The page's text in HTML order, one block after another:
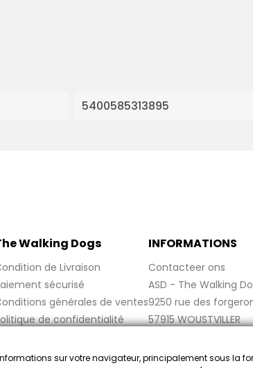
5400585313895
Walking Dogs
de Livraison
sécurisé
générales de ventes
de confidentialité
légales
INFORMATIONS
Contacteer ons
ASD - The Walking
9250 rue des
57915 WOUSTVILLER
sur votre navigateur, principalement sous la